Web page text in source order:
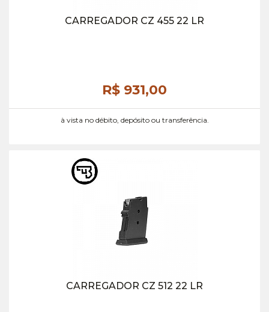
CARREGADOR CZ 455 22 LR
R$ 931,00
à vista no débito, depósito ou transferência.
CARREGADOR CZ 512 22 LR